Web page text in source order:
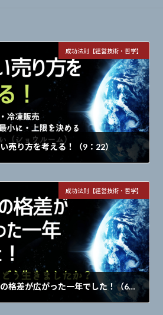
成功法則【経営技術・哲学】
売り方を考える！（9：22）
日
・冷凍販売・営業日を最小に・上限を決め
ない（ショウルーム）成功法則【経営技術・哲学】
172.企業の格差が広がった一年でした！（6：52）
31日